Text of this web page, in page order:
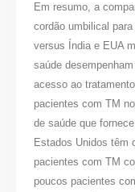
Em resumo, a
cordão umbilical
versus Índia e EUA
saúde
acesso ao
pacientes com TM
de saúde que
Estados Unidos têm
pacientes com TM
poucos pacientes